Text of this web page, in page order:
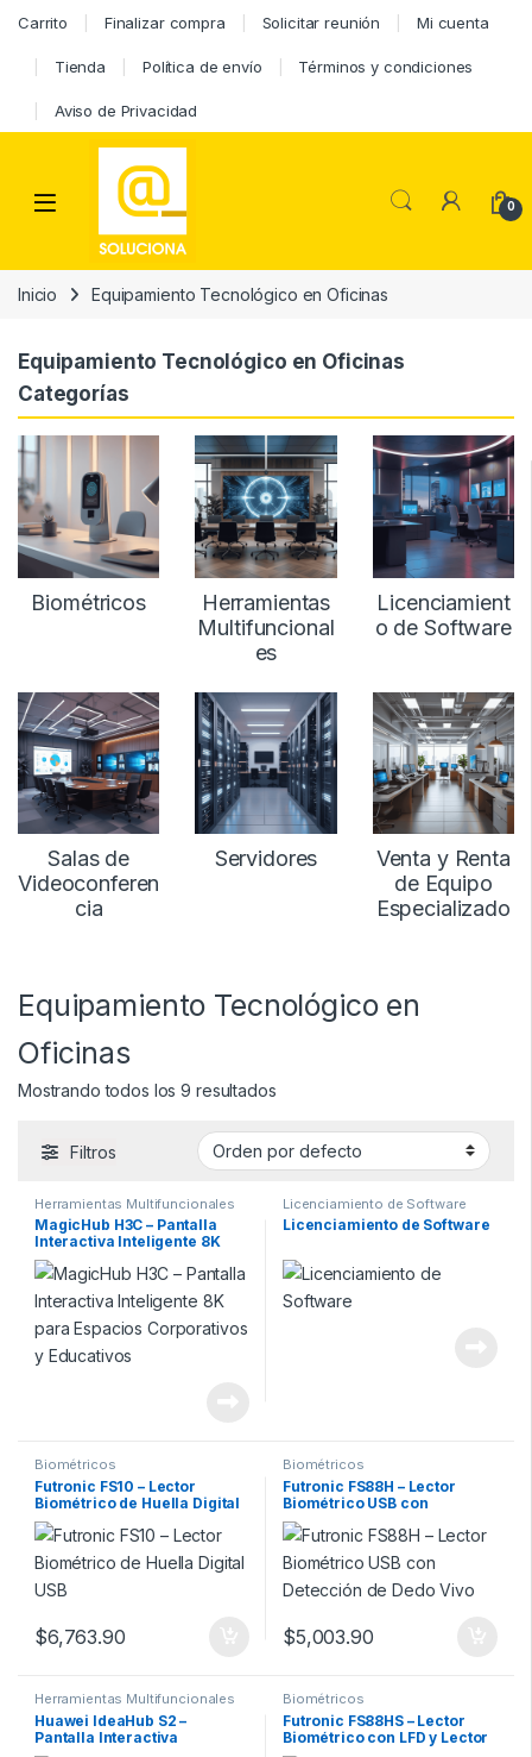
Carrito Finalizar compra Solicitar reunión Mi cuenta
Tienda Política de envío Términos y condiciones
Aviso de Privacidad
0
Inicio Equipamiento Tecnológico en Oficinas
Equipamiento Tecnológico en Oficinas
Categorías
Biométricos
Herramientas
Multifuncional
es
Licenciamient
o de Software
Salas de
Videoconferen
cia
Servidores
Venta y Renta
de Equipo
Especializado
Equipamiento Tecnológico en
Oficinas
Mostrando todos los 9 resultados
Filtros
Herramientas Multifuncionales
MagicHub H3C – Pantalla
Interactiva Inteligente 8K
para Espacios Corporativos
y Educativos
Licenciamiento de Software
Licenciamiento de Software
Biométricos
Futronic FS10 – Lector
Biométrico de Huella Digital
USB
$6,763.90
Biométricos
Futronic FS88H – Lector
Biométrico USB con
Detección de Dedo Vivo
$5,003.90
Herramientas Multifuncionales
Huawei IdeaHub S2 –
Pantalla Interactiva
Biométricos
Futronic FS88HS – Lector
Biométrico con LFD y Lector